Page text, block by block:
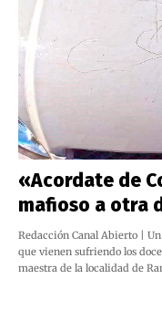
«Acordate de
mafioso a otra
Redacción Canal Abierto |
que vienen sufriendo los
maestra de la localidad de